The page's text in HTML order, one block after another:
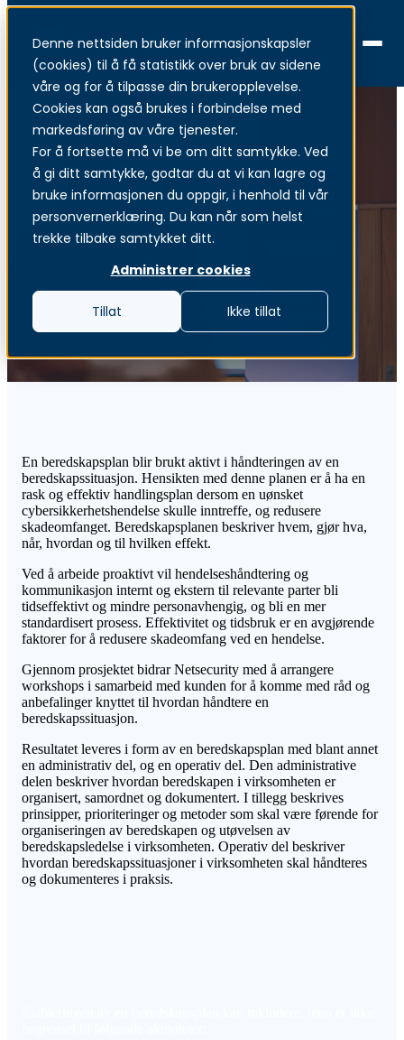
Denne nettsiden bruker informasjonskapsler
(cookies) til å få statistikk over bruk av sidene
våre og for å tilpasse din brukeropplevelse.
Cookies kan også brukes i forbindelse med
markedsføring av våre tjenester.
For å fortsette må vi be om ditt samtykke. Ved
å gi ditt samtykke, godtar du at vi kan lagre og
bruke informasjonen du oppgir, i henhold til vår
personvernerklæring. Du kan når som helst
trekke tilbake samtykket ditt.
Administrer cookies
Tillat Ikke tillat
Menu
Beredskapsplan
Plan for håndtering av en beredskapssituasjon
En beredskapsplan blir brukt aktivt i håndteringen av en
beredskapssituasjon. Hensikten med denne planen er å ha en
rask og effektiv handlingsplan dersom en uønsket
cybersikkerhetshendelse skulle inntreffe, og redusere
skadeomfanget. Beredskapsplanen beskriver hvem, gjør hva,
når, hvordan og til hvilken effekt.
Ved å arbeide proaktivt vil hendelseshåndtering og
kommunikasjon internt og ekstern til relevante parter bli
tidseffektivt og mindre personavhengig, og bli en mer
standardisert prosess. Effektivitet og tidsbruk er en avgjørende
faktorer for å redusere skadeomfang ved en hendelse.
Gjennom prosjektet bidrar Netsecurity med å arrangere
workshops i samarbeid med kunden for å komme med råd og
anbefalinger knyttet til hvordan håndtere en
beredskapssituasjon.
Resultatet leveres i form av en beredskapsplan med blant annet
en administrativ del, og en operativ del. Den administrative
delen beskriver hvordan beredskapen i virksomheten er
organisert, samordnet og dokumentert. I tillegg beskrives
prinsipper, prioriteringer og metoder som skal være førende for
organiseringen av beredskapen og utøvelsen av
beredskapsledelse i virksomheten. Operativ del beskriver
hvordan beredskapssituasjoner i virksomheten skal håndteres
og dokumenteres i praksis.